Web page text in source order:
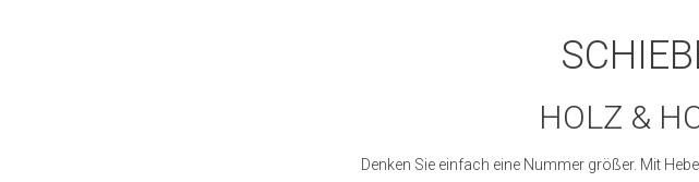
HOLZ &
Denken Sie einfach eine Nummer größer. Mit